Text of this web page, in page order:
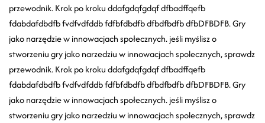
przewodnik. Krok po kroku ddafgdqfgdqf dfbadffqefb
fdabdafdbdfb fvdfvdfddb fdfbfdbdfb dfbdfbdfb dfbDFBDFB. Gry
jako narzędzie w innowacjach społecznych. jeśli myślisz o
stworzeniu gry jako narzedziu w innowacjach spolecznych, sprawdz
przewodnik. Krok po kroku ddafgdqfgdqf dfbadffqefb
fdabdafdbdfb fvdfvdfddb fdfbfdbdfb dfbdfbdfb dfbDFBDFB. Gry
jako narzędzie w innowacjach społecznych. jeśli myślisz o
stworzeniu gry jako narzedziu w innowacjach spolecznych, sprawdz